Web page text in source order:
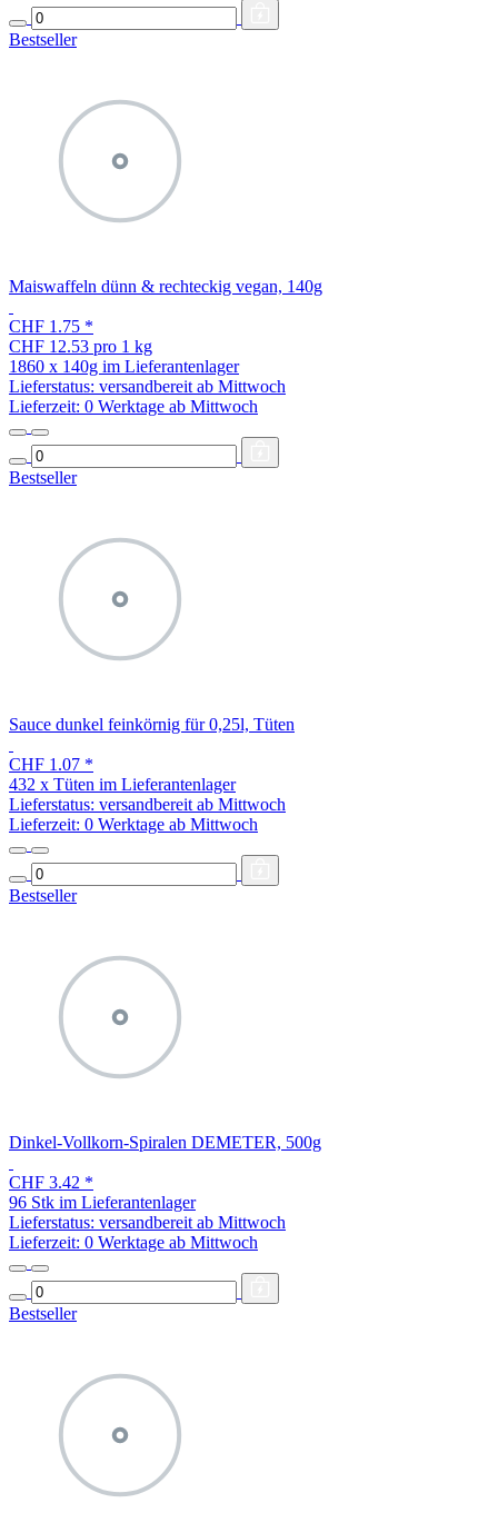
Bestseller
Maiswaffeln dünn & rechteckig vegan, 140g
CHF 1.75 *
CHF 12.53 pro 1 kg
1860 x 140g im Lieferantenlager
Lieferstatus: versandbereit ab Mittwoch
Lieferzeit: 0 Werktage ab Mittwoch
Bestseller
Sauce dunkel feinkörnig für 0,25l, Tüten
CHF 1.07 *
432 x Tüten im Lieferantenlager
Lieferstatus: versandbereit ab Mittwoch
Lieferzeit: 0 Werktage ab Mittwoch
Bestseller
Dinkel-Vollkorn-Spiralen DEMETER, 500g
CHF 3.42 *
96 Stk im Lieferantenlager
Lieferstatus: versandbereit ab Mittwoch
Lieferzeit: 0 Werktage ab Mittwoch
Bestseller